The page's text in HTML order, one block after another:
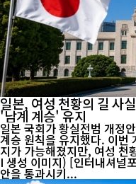
일본, 여성 천황의 길 사
'남계 계승' 유지
일본 국회가 황실전범 개정
계승 원칙을 유지했다. 이번
지가 가능해졌지만, 여성 천
I 생성 이미지) [인터내셔널포커스] 일본 국회가 17일 황실전범 개정
안을 통과시키...